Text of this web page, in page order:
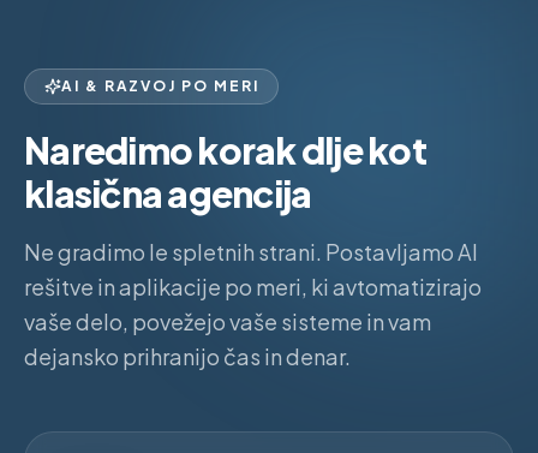
AI & RAZVOJ PO MERI
Naredimo korak dlje kot
klasična agencija
Ne gradimo le spletnih strani. Postavljamo AI
rešitve in aplikacije po meri, ki avtomatizirajo
vaše delo, povežejo vaše sisteme in vam
dejansko prihranijo čas in denar.